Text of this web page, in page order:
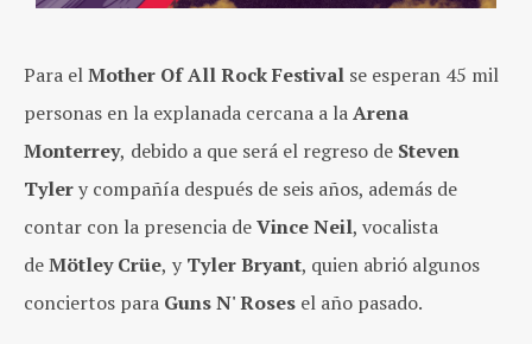
Para elMother Of All Rock Festival se esperan 45 mil
personas en la explanada cercana a laArena
Monterrey, debido a que será el regreso de Steven
Tylery compañía después de seis años, además de
contar con la presencia deVince Neil, vocalista
deMötley Crüe, y Tyler Bryant, quien abrió algunos
conciertos para Guns N' Roses el año pasado.